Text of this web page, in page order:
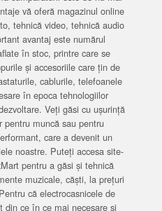
vă oferă magazinul online
tehnică video, tehnică audio
avantaj este numărul
în stoc, printre care se
și accesoriile care țin de
cablurile, telefoanele
în epoca tehnologiilor
Veți găsi cu ușurință
pentru muncă sau pentru
care a devenit un
noastre. Puteți accesa site-
pentru a găsi și tehnică
muzicale, căști, la prețuri
că electrocasnicele de
din ce în ce mai necesare și